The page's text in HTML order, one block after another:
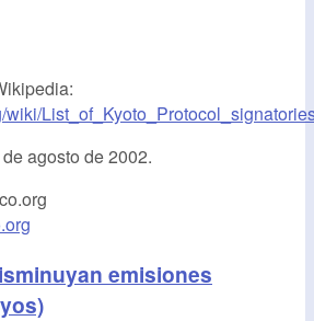
wiki/
agosto de 2002.
emisiones